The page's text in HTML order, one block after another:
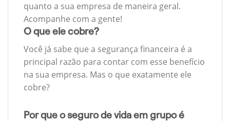
quanto a sua empresa de maneira geral.
Acompanhe com a gente!
O que ele cobre?
Você já sabe que a segurança financeira é a
principal razão para contar com esse benefício
na sua empresa. Mas o que exatamente ele
cobre?
Por que o seguro de vida em grupo é